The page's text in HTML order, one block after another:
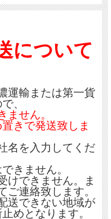
について
運輸または第一貨
、
ません。
きで発送致しま
名を入力してくだ
きません。
けできません。ま
ご連絡致します。
送できない地域が
めとなります。